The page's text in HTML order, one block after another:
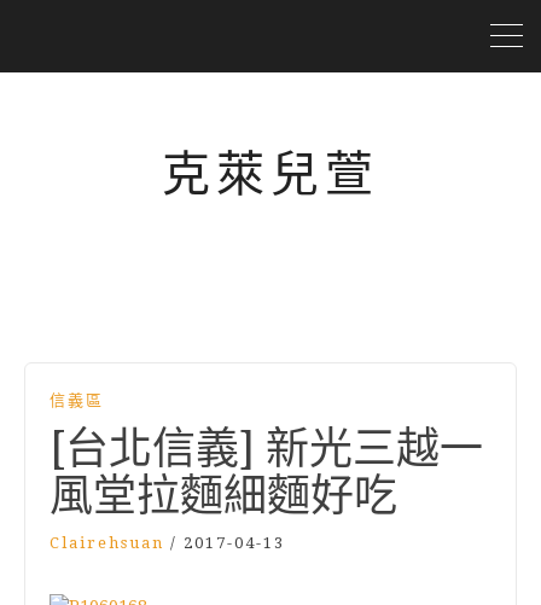
克萊兒萱
信義區
[台北信義] 新光三越一
風堂拉麵細麵好吃
Clairehsuan / 2017-04-13